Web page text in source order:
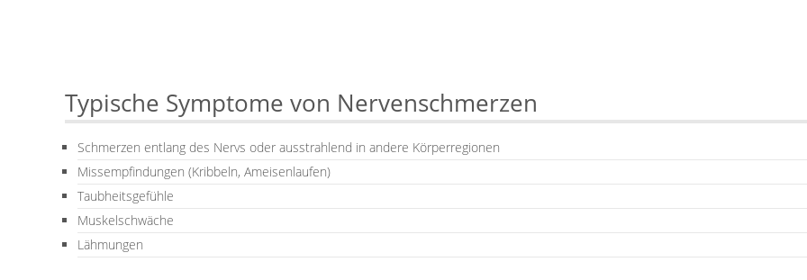
Typische Symptome von Nervenschmerzen
Schmerzen entlang des Nervs oder ausstrahlend in andere Körperregionen
Missempfindungen (Kribbeln, Ameisenlaufen)
Taubheitsgefühle
Muskelschwäche
Lähmungen